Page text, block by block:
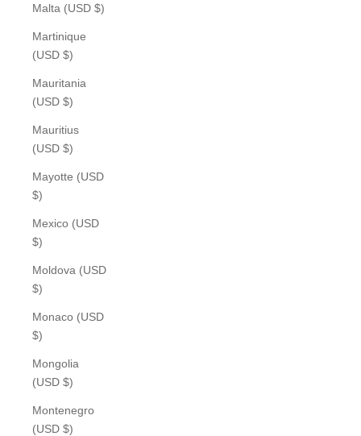
Malta (USD $)
Martinique
(USD $)
Mauritania
(USD $)
Mauritius
(USD $)
Mayotte (USD
$)
Mexico (USD
$)
Moldova (USD
$)
Monaco (USD
$)
Mongolia
(USD $)
Montenegro
(USD $)